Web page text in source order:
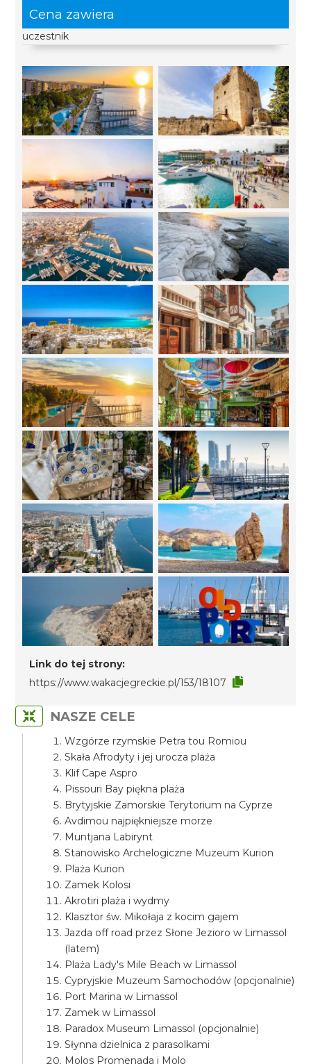
Cena zawiera
uczestnik
Link do tej strony:
https://www.wakacjegreckie.pl/153/18107
NASZE CELE
Wzgórze rzymskie Petra tou Romiou
Skała Afrodyty i jej urocza plaża
Klif Cape Aspro
Pissouri Bay piękna plaża
Brytyjskie Zamorskie Terytorium na Cyprze
Avdimou najpiękniejsze morze
Muntjana Labirynt
Stanowisko Archelogiczne Muzeum Kurion
Plaża Kurion
Zamek Kolosi
Akrotiri plaża i wydmy
Klasztor św. Mikołaja z kocim gajem
Jazda off road przez Słone Jezioro w Limassol
(latem)
Plaża Lady's Mile Beach w Limassol
Cypryjskie Muzeum Samochodów (opcjonalnie)
Port Marina w Limassol
Zamek w Limassol
Paradox Museum Limassol (opcjonalnie)
Słynna dzielnica z parasolkami
Molos Promenada i Molo